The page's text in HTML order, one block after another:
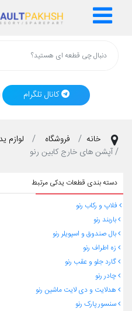
کانال تلگرام
خانه فروشگاه
لوازم
آپشن های خارج کابین رنو
دسته بندی قطعات یدکی مرتبط
فلاپ و رکاب رنو
باربند رنو
بال صندوق و اسپویلر رنو
زه اطراف رنو
گارد جلو و عقب رنو
چادر رنو
هدلایت و دی لایت ماشین رنو
سنسور پارک رنو